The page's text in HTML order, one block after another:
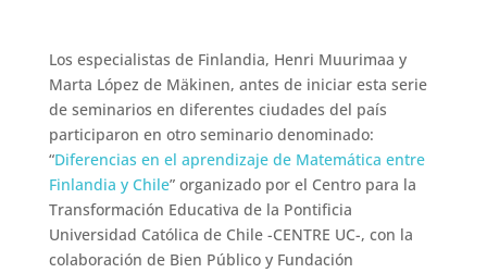
Los especialistas de Finlandia, Henri Muurimaa y
Marta López de Mäkinen, antes de iniciar esta serie
de seminarios en diferentes ciudades del país
participaron en otro seminario denominado:
“Diferencias en el aprendizaje de Matemática entre
Finlandia y Chile” organizado por el Centro para la
Transformación Educativa de la Pontificia
Universidad Católica de Chile -CENTRE UC-, con la
colaboración de Bien Público y Fundación